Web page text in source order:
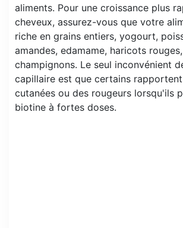
aliments. Pour une croissance plus
cheveux, assurez-vous que votre
riche en grains entiers, yogourt,
amandes, edamame, haricots
champignons. Le seul inconvénient
capillaire est que certains
cutanées ou des rougeurs lorsqu'ils
biotine à fortes doses.